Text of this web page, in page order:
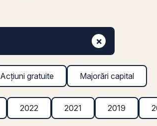
×
Acțiuni gratuite Majorări capital
2022 2021 2019